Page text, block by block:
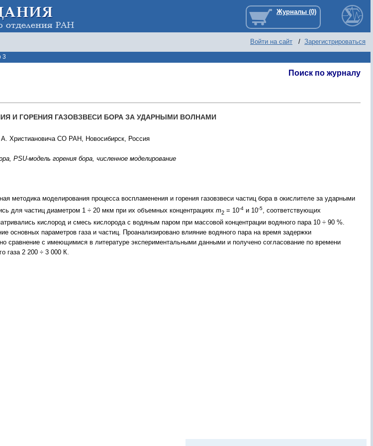
Войти на сайт / Зарегистрироваться
3
Поиск по журналу
И ГОРЕНИЯ ГАЗОВЗВЕСИ БОРА ЗА УДАРНЫМИ ВОЛНАМИ
А. Христиановича СО РАН, Новосибирск, Россия
PSU-модель горения бора, численное моделирование
методика моделирования процесса воспламенения и горения газовзвеси частиц бора в окислителе за ударными
для частиц диаметром 1 ÷ 20 мкм при их объемных концентрациях m2 = 10-4 и 10-5, соответствующих
кислород и смесь кислорода с водяным паром при массовой концентрации водяного пара 10 ÷ 90 %.
основных параметров газа и частиц. Проанализировано влияние водяного пара на время задержки
сравнение с имеющимися в литературе экспериментальными данными и получено согласование по времени
газа 2 200 ÷ 3 000 К.